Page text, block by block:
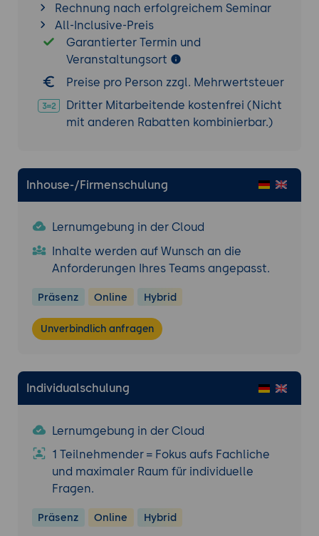
Durchführung: Einrichtung der
Entwicklungsumgebung, Erstellung und
Anpassung eines Linux-Images.
Präsentation: Vorstellung der
Ergebnisse durch die Teilnehmer.
Tools:Yocto Project, BitBake, Linux-
Entwicklungstools.
Präsentation der implementierten
Umgebungen und Ergebnisse.
Diskussion und Feedback: Analyse der
Ergebnisse und
Verbesserungsvorschläge.
Erweiterte Yocto-Techniken
Erstellung von benutzerdefinierten
Schichten: Aufbau und Verwaltung
benutzerdefinierter Schichten zur
Integration von Drittanbieter-Paketen:
Einbindung und Verwaltung von
Paketen von Drittanbietern.
Optimierung und Anpassung: Techniken
Anpassung der Konfigurationen.
Integration und Verwaltung
Integration von Yocto in bestehende
Projekte
Rechnung nach erfolgreichem Seminar
All-Inclusive-Preis
Garantierter Termin und
Veranstaltungsort
Preise pro Person zzgl. Mehrwertsteuer
Dritter Mitarbeitende kostenfrei (Nicht
mit anderen Rabatten kombinierbar.)
Inhouse-/Firmenschulung
Lernumgebung in der Cloud
Inhalte werden auf Wunsch an die
Anforderungen Ihres Teams angepasst.
Präsenz Online Hybrid
Unverbindlich anfragen
Individualschulung
Lernumgebung in der Cloud
1 Teilnehmender = Fokus aufs Fachliche
und maximaler Raum für individuelle
Fragen.
Präsenz Online Hybrid